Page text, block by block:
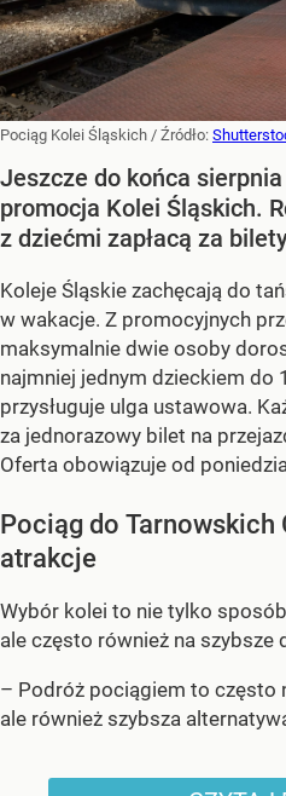
Pociąg Kolei Śląskich / Źródło:
Jeszcze do końca
promocja Kolei Śląskich.
z dziećmi zapłacą za
Koleje Śląskie zachęcają do
w wakacje. Z promocyjnych
maksymalnie dwie osoby
najmniej jednym dzieckiem do
przysługuje ulga ustawowa.
za jednorazowy bilet na
Oferta obowiązuje od
Pociąg do Tarnowskich
atrakcje
Wybór kolei to nie tylko
ale często również na szybsze
– Podróż pociągiem to często
ale również szybsza